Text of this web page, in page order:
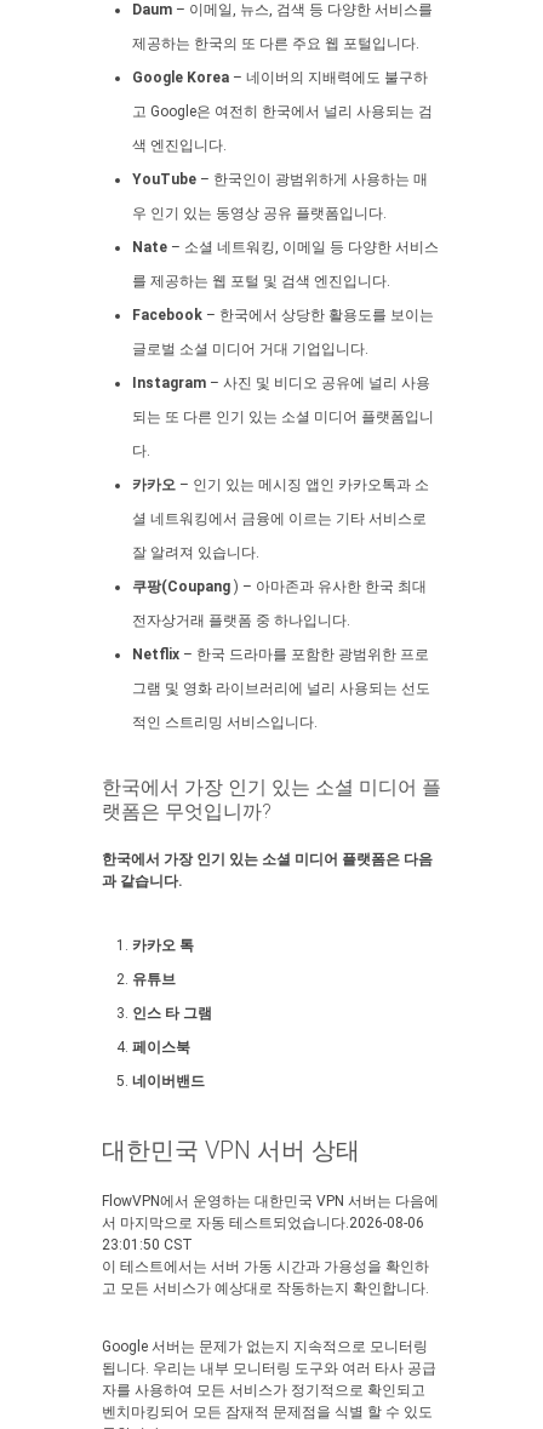
Daum – 이메일, 뉴스, 검색 등 다양한 서비스를
제공하는 한국의 또 다른 주요 웹 포털입니다.
Google Korea – 네이버의 지배력에도 불구하
고 Google은 여전히 한국에서 널리 사용되는 검
색 엔진입니다.
YouTube – 한국인이 광범위하게 사용하는 매
우 인기 있는 동영상 공유 플랫폼입니다.
Nate – 소셜 네트워킹, 이메일 등 다양한 서비스
를 제공하는 웹 포털 및 검색 엔진입니다.
Facebook – 한국에서 상당한 활용도를 보이는
글로벌 소셜 미디어 거대 기업입니다.
Instagram – 사진 및 비디오 공유에 널리 사용
되는 또 다른 인기 있는 소셜 미디어 플랫폼입니
다.
카카오 – 인기 있는 메시징 앱인 카카오톡과 소
셜 네트워킹에서 금융에 이르는 기타 서비스로
잘 알려져 있습니다.
쿠팡(Coupang ) – 아마존과 유사한 한국 최대
전자상거래 플랫폼 중 하나입니다.
Netflix – 한국 드라마를 포함한 광범위한 프로
그램 및 영화 라이브러리에 널리 사용되는 선도
적인 스트리밍 서비스입니다.
한국에서 가장 인기 있는 소셜 미디어 플
랫폼은 무엇입니까?
한국에서 가장 인기 있는 소셜 미디어 플랫폼은 다음
과 같습니다.
카카오 톡
유튜브
인스 타 그램
페이스북
네이버밴드
대한민국 VPN 서버 상태
FlowVPN에서 운영하는 대한민국 VPN 서버는 다음에
서 마지막으로 자동 테스트되었습니다.2026-08-06
23:01:50 CST
이 테스트에서는 서버 가동 시간과 가용성을 확인하
고 모든 서비스가 예상대로 작동하는지 확인합니다.
Google 서버는 문제가 없는지 지속적으로 모니터링
됩니다. 우리는 내부 모니터링 도구와 여러 타사 공급
자를 사용하여 모든 서비스가 정기적으로 확인되고
벤치마킹되어 모든 잠재적 문제점을 식별 할 수 있도